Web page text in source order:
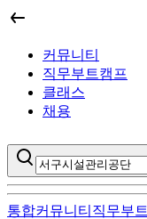
커뮤니티
직무부트캠프
클래스
채용
통합커뮤니티 직무부